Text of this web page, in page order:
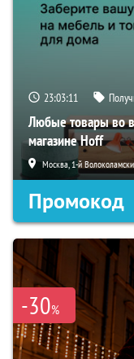
23:03:10
Любые товары во
магазине Hoff
Москва, 1-й
Промокод
-30%